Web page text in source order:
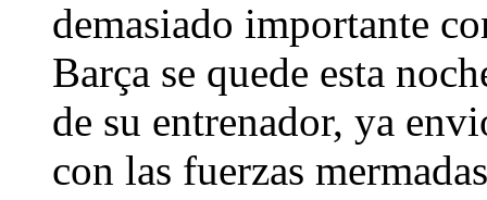
demasiado importante
Barça se quede esta
de su entrenador, ya
con las fuerzas